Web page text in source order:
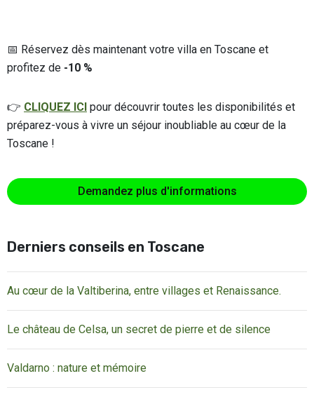
📅 Réservez dès maintenant votre villa en Toscane et
profitez de -10 %
👉 CLIQUEZ ICI pour découvrir toutes les disponibilités et
préparez-vous à vivre un séjour inoubliable au cœur de la
Toscane !
Demandez plus d'informations
Derniers conseils en Toscane
Au cœur de la Valtiberina, entre villages et Renaissance.
Le château de Celsa, un secret de pierre et de silence
Valdarno : nature et mémoire